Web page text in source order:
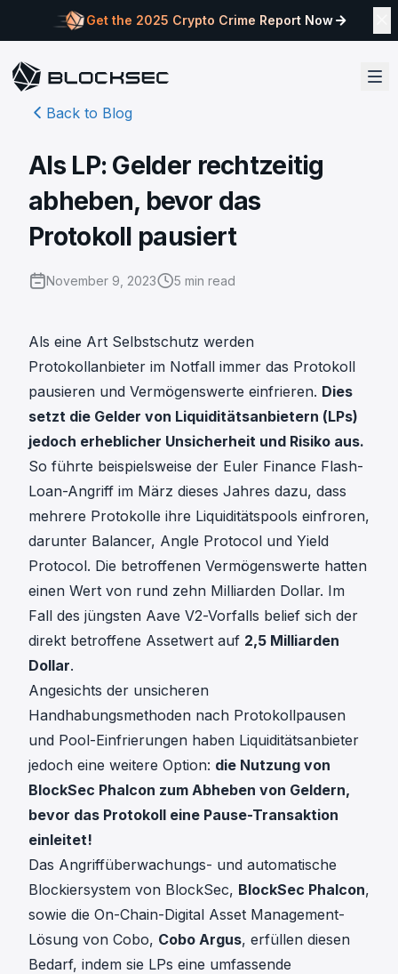
Get the 2025 Crypto Crime Report Now
Back to Blog
Als LP: Gelder rechtzeitig
abheben, bevor das
Protokoll pausiert
November 9, 2023 5 min read
Als eine Art Selbstschutz werden
Protokollanbieter im Notfall immer das Protokoll
pausieren und Vermögenswerte einfrieren. Dies
setzt die Gelder von Liquiditätsanbietern (LPs)
jedoch erheblicher Unsicherheit und Risiko aus.
So führte beispielsweise der Euler Finance Flash-
Loan-Angriff im März dieses Jahres dazu, dass
mehrere Protokolle ihre Liquiditätspools einfroren,
darunter Balancer, Angle Protocol und Yield
Protocol. Die betroffenen Vermögenswerte hatten
einen Wert von rund zehn Milliarden Dollar. Im
Fall des jüngsten Aave V2-Vorfalls belief sich der
direkt betroffene Assetwert auf 2,5 Milliarden
Dollar.
Angesichts der unsicheren
Handhabungsmethoden nach Protokollpausen
und Pool-Einfrierungen haben Liquiditätsanbieter
jedoch eine weitere Option: die Nutzung von
BlockSec Phalcon zum Abheben von Geldern,
bevor das Protokoll eine Pause-Transaktion
einleitet!
Das Angriffüberwachungs- und automatische
Blockiersystem von BlockSec, BlockSec Phalcon,
sowie die On-Chain-Digital Asset Management-
Lösung von Cobo, Cobo Argus, erfüllen diesen
Bedarf, indem sie LPs eine umfassende